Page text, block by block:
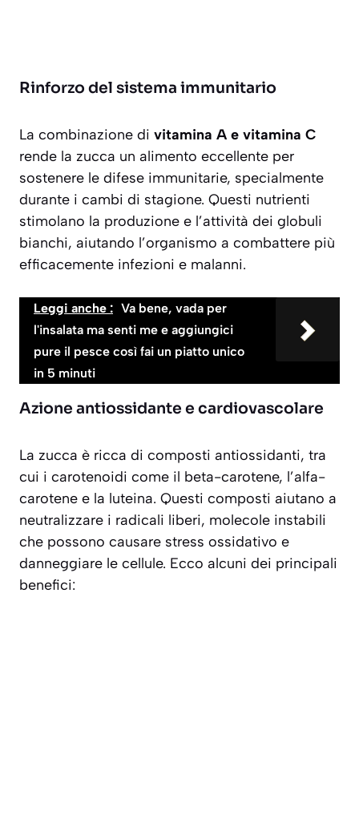
Rinforzo del sistema immunitario
La combinazione di vitamina A e vitamina C
rende la zucca un alimento eccellente per
sostenere le difese immunitarie, specialmente
durante i cambi di stagione. Questi nutrienti
stimolano la produzione e l’attività dei globuli
bianchi, aiutando l’organismo a combattere più
efficacemente infezioni e malanni.
Leggi anche : Va bene, vada per
l'insalata ma senti me e aggiungici
pure il pesce così fai un piatto unico
in 5 minuti
Azione antiossidante e cardiovascolare
La zucca è ricca di composti antiossidanti, tra
cui i carotenoidi come il beta-carotene, l’alfa-
carotene e la luteina. Questi composti aiutano a
neutralizzare i radicali liberi, molecole instabili
che possono causare stress ossidativo e
danneggiare le cellule. Ecco alcuni dei principali
benefici: